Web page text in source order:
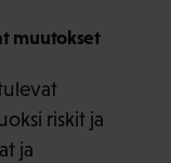
muutokset
riskit ja
ja